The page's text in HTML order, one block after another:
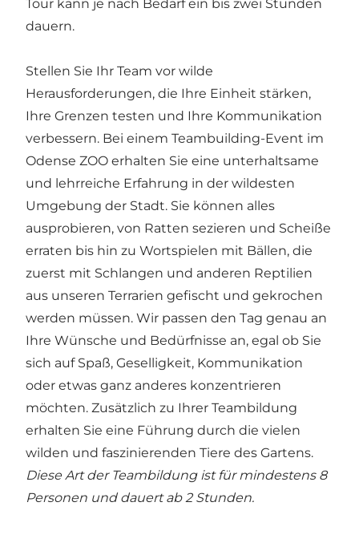
Tour kann je nach Bedarf ein bis zwei Stunden
dauern.
Stellen Sie Ihr Team vor wilde
Herausforderungen, die Ihre Einheit stärken,
Ihre Grenzen testen und Ihre Kommunikation
verbessern. Bei einem Teambuilding-Event im
Odense ZOO erhalten Sie eine unterhaltsame
und lehrreiche Erfahrung in der wildesten
Umgebung der Stadt. Sie können alles
ausprobieren, von Ratten sezieren und Scheiße
erraten bis hin zu Wortspielen mit Bällen, die
zuerst mit Schlangen und anderen Reptilien
aus unseren Terrarien gefischt und gekrochen
werden müssen. Wir passen den Tag genau an
Ihre Wünsche und Bedürfnisse an, egal ob Sie
sich auf Spaß, Geselligkeit, Kommunikation
oder etwas ganz anderes konzentrieren
möchten. Zusätzlich zu Ihrer Teambildung
erhalten Sie eine Führung durch die vielen
wilden und faszinierenden Tiere des Gartens.
Diese Art der Teambildung ist für mindestens 8
Personen und dauert ab 2 Stunden.